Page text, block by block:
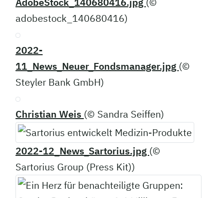
adobestock_140680416)
2022-
11_News_Neuer_Fondsmanager.jpg (©
Steyler Bank GmbH)
Christian Weis (© Sandra Seiffen)
2022-12_News_Sartorius.jpg (©
Sartorius Group (Press Kit))